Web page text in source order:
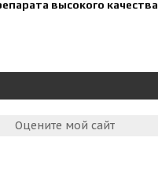
высокого качества
Оцените мой сайт